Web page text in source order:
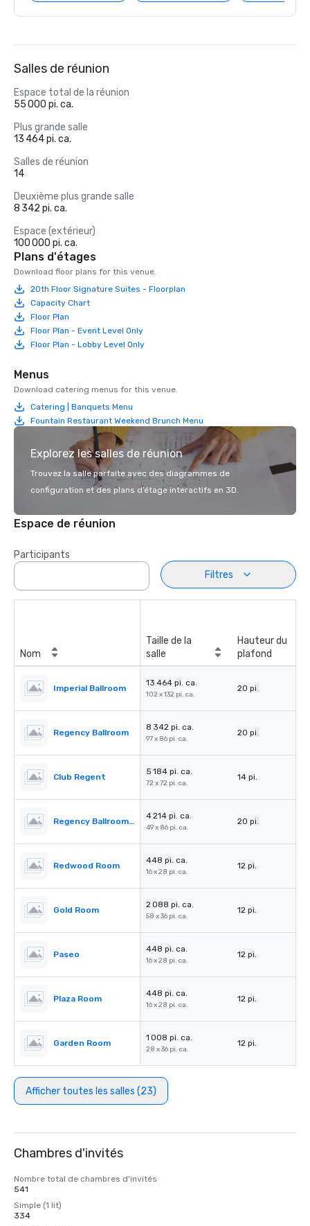
Salles de réunion
Espace total de la réunion
55 000 pi. ca.
Plus grande salle
13 464 pi. ca.
Salles de réunion
14
Deuxième plus grande salle
8 342 pi. ca.
Espace (extérieur)
100 000 pi. ca.
Plans d'étages
Download floor plans for this venue.
20th Floor Signature Suites - Floorplan
Capacity Chart
Floor Plan
Floor Plan - Event Level Only
Floor Plan - Lobby Level Only
Menus
Download catering menus for this venue.
Catering | Banquets Menu
Fountain Restaurant Weekend Brunch Menu
Explorez les salles de réunion
Trouvez la salle parfaite avec des diagrammes de
configuration et des plans d’étage interactifs en 3D.
Espace de réunion
Participants
Filtres
Nom
Taille de la
salle
Hauteur du
plafond
Imperial Ballroom
13 464 pi. ca.
102 x 132 pi. ca.
20 pi.
Regency Ballroom
8 342 pi. ca.
97 x 86 pi. ca.
20 pi.
Club Regent
5 184 pi. ca.
72 x 72 pi. ca.
14 pi.
Regency Ballroom II
4 214 pi. ca.
49 x 86 pi. ca.
20 pi.
Redwood Room
448 pi. ca.
16 x 28 pi. ca.
12 pi.
Gold Room
2 088 pi. ca.
58 x 36 pi. ca.
12 pi.
Paseo
448 pi. ca.
16 x 28 pi. ca.
12 pi.
Plaza Room
448 pi. ca.
16 x 28 pi. ca.
12 pi.
Garden Room
1 008 pi. ca.
28 x 36 pi. ca.
12 pi.
Afficher toutes les salles (23)
Chambres d'invités
Nombre total de chambres d'invités
541
Simple (1 lit)
334